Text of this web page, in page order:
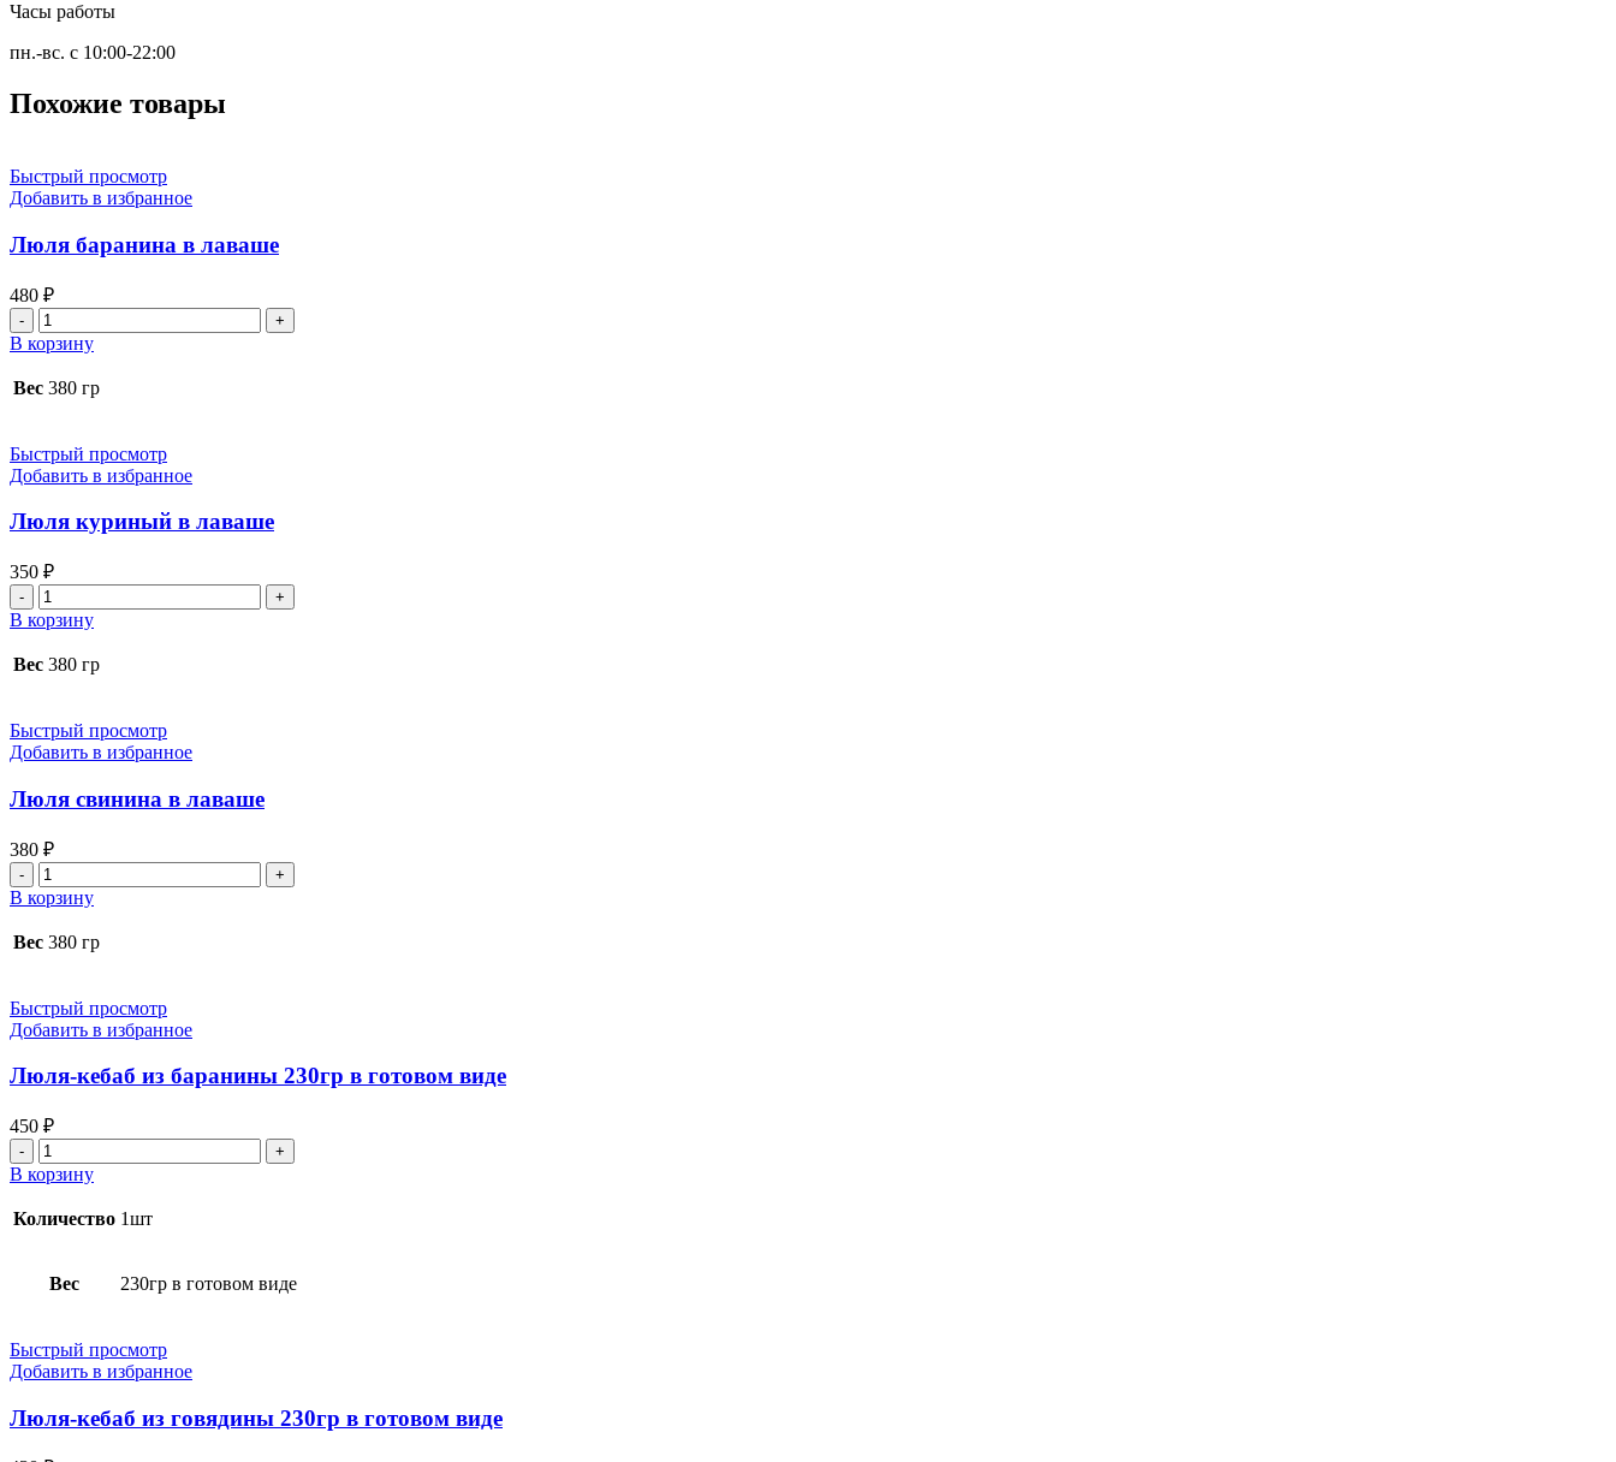
Часы работы
пн.-вс. с 10:00-22:00
Похожие товары
Быстрый просмотр
Добавить в избранное
Люля баранина в лаваше
480 ₽
Количество
товара
Люля
баранина
В корзину
Вес 380 гр
Быстрый просмотр
Добавить в избранное
Люля куриный в лаваше
350 ₽
Количество
товара
Люля
куриный
В корзину
Вес 380 гр
Быстрый просмотр
Добавить в избранное
Люля свинина в лаваше
380 ₽
Количество
товара
Люля
свинина
В корзину
Вес 380 гр
Быстрый просмотр
Добавить в избранное
Люля-кебаб из баранины 230гр в готовом виде
450 ₽
Количество
товара
Люля-
кебаб
230гр
виде
В корзину
Количество 1шт
Вес 230гр в готовом виде
Быстрый просмотр
Добавить в избранное
Люля-кебаб из говядины 230гр в готовом виде